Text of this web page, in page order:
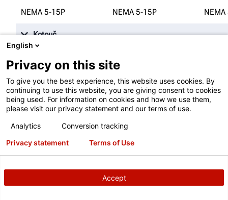
NEMA 5-15P NEMA 5-15P
Kotouč
Max. průměr
444.5 mm palců 444.5 mm palců 444.5
Max. tloušťka
69.85 69.85
Max. třecí plocha
93.73 mm 93.73 mm 93.73
English
Privacy on this site
To give you the best experience, this website uses cookies. By
continuing to use this website, you are giving consent to cookies
being used. For information on cookies and how we use them,
please visit our privacy statement and our terms of use.
Analytics
Conversion tracking
Accept
Privacy statement Terms of Use